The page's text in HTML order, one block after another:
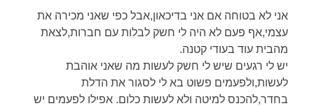
אני לא בטוחה אם אני בדיכאון,אבל כפי שאני מכירה את
עצמי,אף פעם לא היה לי חשק לבלות עם חברות,לצאת
מהבית עוד בעודי קטנה.
יש לי רגעים שיש לי חשק לעשות מה שאני אוהבת
לעשות,ולפעמים פשוט בא לי לסגור את הדלת
בחדר,להכנס למיטה ולא לעשות כלום. אפילו לפעמים יש